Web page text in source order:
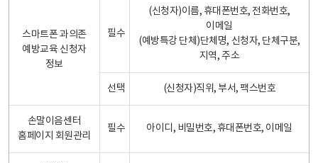
스마트폰 과의존
예방교육 신청자
정보
필수
(신청자)이름, 휴대폰번호, 전화번호,
이메일
(예방특강 단체)단체명, 신청자, 단체구분,
지역, 주소
선택 (신청자)직위, 부서, 팩스번호
손말이음센터
홈페이지 회원관리
필수 아이디, 비밀번호, 휴대폰번호, 이메일